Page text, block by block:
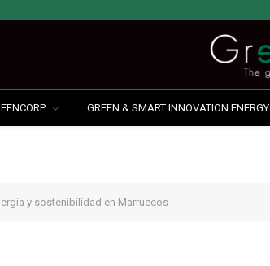
GREEN & SMART INNOVATION ENERGY
y sostenibilidad en Marruecos